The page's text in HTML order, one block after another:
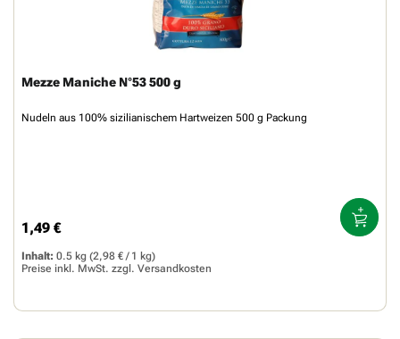
Mezze Maniche N°53 500 g
Nudeln aus 100% sizilianischem Hartweizen 500 g Packung
Regulärer Preis:
1,49 €
Inhalt: 0.5 kg (2,98 € / 1 kg)
Preise inkl. MwSt. zzgl. Versandkosten